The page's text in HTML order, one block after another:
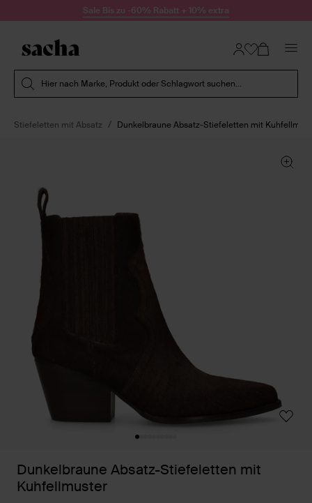
Zum Inhalt springenSale Bis zu -60% Rabatt + 10% extra
Hier nach Marke, Produkt oder Schlagwort suchen...
Stiefeletten mit Absatz Dunkelbraune Absatz-Stiefeletten mit
Dunkelbraune Absatz-Stiefeletten mit
Kuhfellmuster